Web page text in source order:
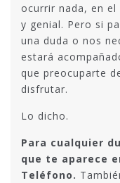
ocurrir nada, en
y genial. Pero si
una duda o nos
estará
que preocuparte
disfrutar.
Lo dicho.
Para cualquier
que te aparece
Teléfono.